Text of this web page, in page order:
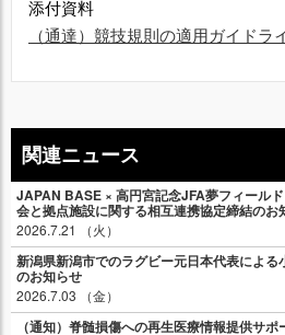
添付資料
（通達）競技規則の適用ガイドラ
関連ニュース
JAPAN BASE × 高円宮記念JFA夢フィール
会と拠点施設に関する相互連携協定締結のお
2026.7.21 （火）
新潟県新潟市でのラグビー元日本代表による
のお知らせ
2026.7.03 （金）
（通知）脊髄損傷への再生医療情報提供サ